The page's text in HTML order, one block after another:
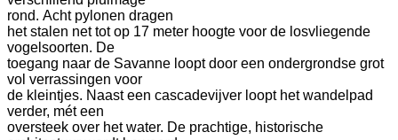
rond. Acht pylonen dragen
het stalen net tot op 17 meter hoogte voor de losvliegende
vogelsoorten. De
toegang naar de Savanne loopt door een ondergrondse grot
vol verrassingen voor
de kleintjes. Naast een cascadevijver loopt het wandelpad
verder, mét een
oversteek over het water. De prachtige, historische